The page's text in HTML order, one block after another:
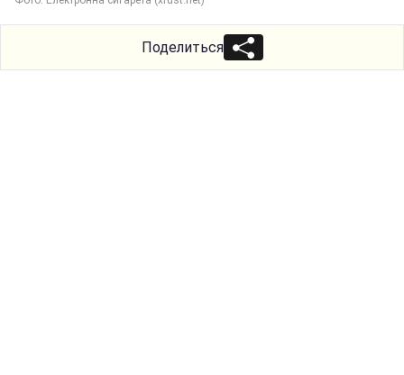
Поделиться